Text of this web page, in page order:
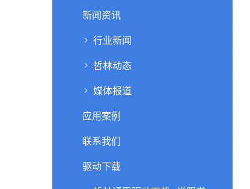
新闻资讯
行业新闻
哲林动态
媒体报道
应用案例
联系我们
驱动下载